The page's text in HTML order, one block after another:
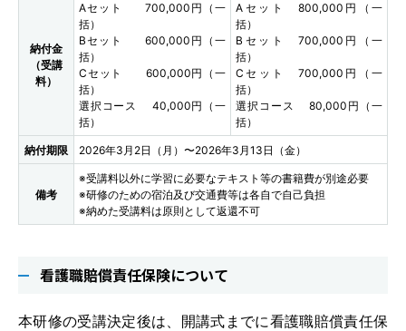
納付金
（受講
料）
Aセット 700,000円（一
括）
Bセット 600,000円（一
括）
Cセット 600,000円（一
括）
選択コース 40,000円（一
括）
Aセット 800,000円（一
括）
Bセット 700,000円（一
括）
Cセット 700,000円（一
括）
選択コース 80,000円（一
括）
納付期限 2026年3月2日（月）〜2026年3月13日（金）
備考
※受講料以外に学習に必要なテキスト等の書籍費が別途必要
※研修のための宿泊及び交通費等は各自で自己負担
※納めた受講料は原則として返還不可
看護職賠償責任保険について
本研修の受講決定後は、開講式までに看護職賠償責任保